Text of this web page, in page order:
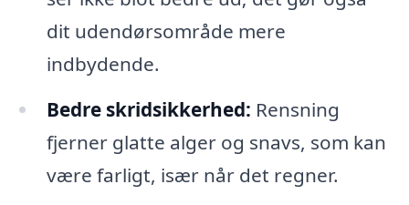
dit udendørsområde mere
indbydende.
Bedre skridsikkerhed: Rensning
fjerner glatte alger og snavs, som kan
være farligt, især når det regner.